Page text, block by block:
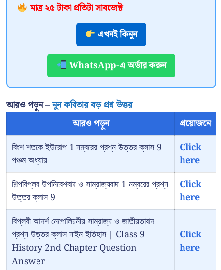
মাত্র ২৫ টাকা প্রতিটা সাবজেক্ট
এখনই কিনুন
WhatsApp-এ অর্ডার করুন
আরও পড়ুন –নুন কবিতার বড় প্রশ্ন উত্তর
আরও পড়ুন
প্রয়োজনে
বিংশ শতকে ইউরোপ 1 নম্বরের প্রশ্ন উত্তর ক্লাস 9
পঞ্চম অধ্যায়
Click
here
শিল্পবিপ্লব উপনিবেশবাদ ও সাম্রাজ্যবাদ 1 নম্বরের প্রশ্ন
উত্তর ক্লাস 9
Click
here
বিপ্লবী আদর্শ নেপোলিয়নীয় সাম্রাজ্য ও জাতীয়তাবাদ
প্রশ্ন উত্তর ক্লাস নাইন ইতিহাস | Class 9
History 2nd Chapter Question
Answer
Click
here